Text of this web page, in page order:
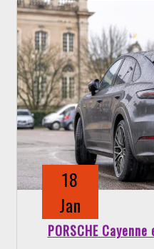
18
Jan
PORSCHE